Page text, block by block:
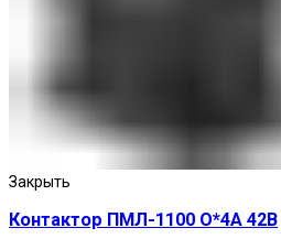
Закрыть
Контактор ПМЛ-1100 О*4А 42В